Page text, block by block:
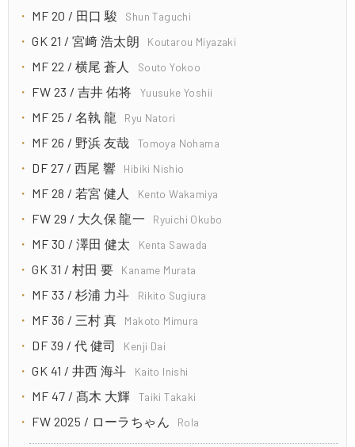
MF 20 / 田口 駿
Shun Taguchi
GK 21 / 宮﨑 浩太朗 Koutarou Miyazaki
MF 22 / 横尾 蒼人 Souto Yokoo
FW 23 / 吉井 佑将 Yuusuke Yoshii
MF 25 / 名執 龍 Ryu Natori
MF 26 / 野浜 友哉 Tomoya Nohama
DF 27 / 西尾 響 Hibiki Nishio
MF 28 / 若宮 健人 Kento Wakamiya
FW 29 / 大久保 龍一 Ryuichi Okubo
MF 30 / 澤田 健太 Kenta Sawada
GK 31 / 村田 要 Kaname Murata
MF 33 / 杉浦 力斗 Rikito Sugiura
MF 36 / 三村 真 Makoto Mimura
DF 39 / 代 健司 Kenji Dai
GK 41 / 井西 海斗 Kaito Inishi
MF 47 / 髙木 大輝 Taiki Takaki
FW 2025 / ローラちゃん Rola